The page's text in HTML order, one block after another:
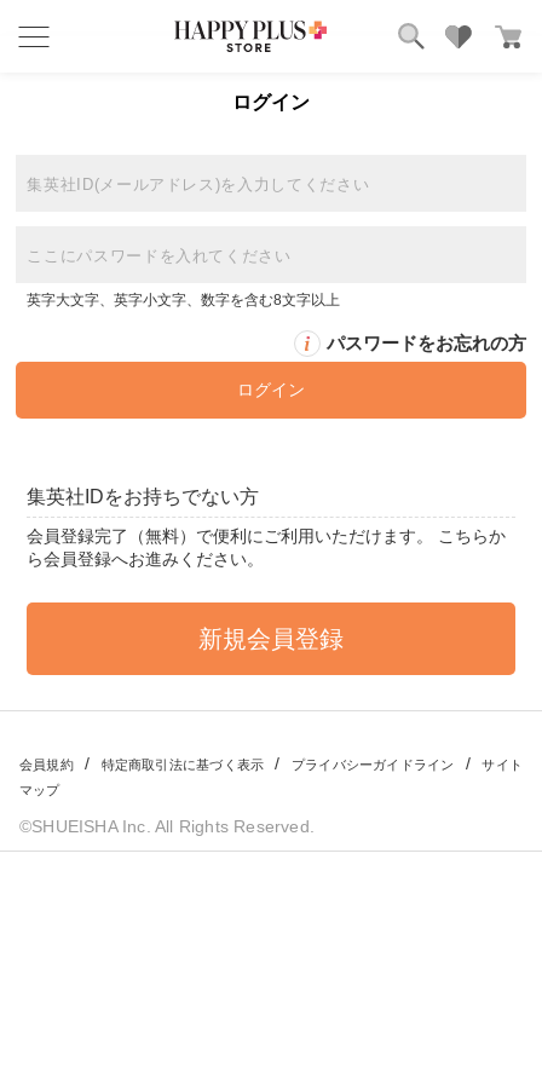
カテゴリ
お気に入り
特集
ログイン
英字大文字、英字小文字、数字を含む8文字以上
パスワードをお忘れの方
集英社IDをお持ちでない方
会員登録完了（無料）で便利にご利用いただけます。 こちらか
ら会員登録へお進みください。
会員規約 特定商取引法に基づく表示 プライバシーガイドライン
サイト
マップ
©SHUEISHA Inc. All Rights Reserved.